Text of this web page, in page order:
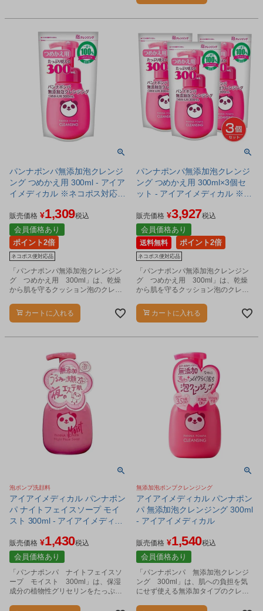
パンナポンパ無添加泡クレンジ
ング つめかえ用 300ml - アイア
イメディカル ※ネコポス対応商
販売価格 ¥1,309税込
会員価格あり
ポイント2倍
ネコポス便対応品
「パンナポンパ無添加泡クレンジン
グ つめかえ用 300ml」は、乾燥
から肌を守るクッション泡のクレン
カートに入れる
パンナポンパ無添加泡クレンジ
ング つめかえ用 300ml×3個セ
ット - アイアイメディカル ※ネ
販売価格 ¥3,927税込
会員価格あり
送料無料 ポイント2倍
ネコポス便対応品
「パンナポンパ無添加泡クレンジン
グ つめかえ用 300ml」は、乾燥
から肌を守るクッション泡のクレン
カートに入れる
泡ポンプ洗顔料
アイアイメディカル パンナポン
パ ナイトフェイスソープ モイ
スト 300ml - アイアイメディカ
販売価格 ¥1,430税込
会員価格あり
「パンナポンパ ナイトフェイスソ
ープ モイスト 300ml」は、保湿
成分の植物性グリセリンをたっぷり
無添加泡ポンプクレンジング
アイアイメディカル パンナポン
パ 無添加泡クレンジング 300ml
- アイアイメディカル
販売価格 ¥1,540税込
会員価格あり
「パンナポンパ 無添加泡クレンジ
ング 300ml」は、肌への負担を気
にせず使える無添加タイプのクレン